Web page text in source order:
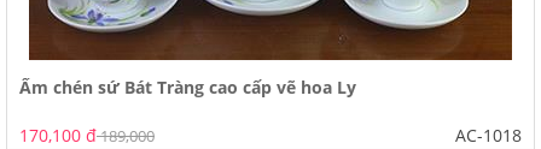
Ấm chén sứ Bát Tràng cao cấp vẽ hoa Ly
170,100 đ189,000 AC-1018